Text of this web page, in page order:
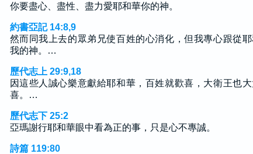
你要盡心、盡性、盡力愛耶和華你的神。
約書亞記 14:8,9
然而同我上去的眾弟兄使百姓的心消化，但我專心跟從
我的神。…
歷代志上 29:9,18
因這些人誠心樂意獻給耶和華，百姓就歡喜，大衛王也
喜。…
歷代志下 25:2
亞瑪謝行耶和華眼中看為正的事，只是心不專誠。
詩篇 119:80